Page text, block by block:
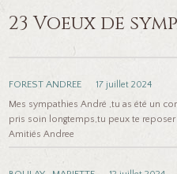
23 Voeux de
FOREST ANDREE
17 juillet 2024
Mes sympathies André ,tu as été un
pris soin longtemps,tu peux te
Amitiés Andree